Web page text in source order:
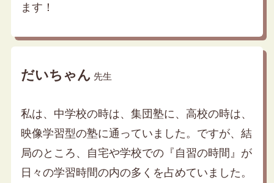
ます！
だいちゃん 先生
私は、中学校の時は、集団塾に、高校の時は、
映像学習型の塾に通っていました。ですが、結
局のところ、自宅や学校での『自習の時間』が
日々の学習時間の内の多くを占めていました。